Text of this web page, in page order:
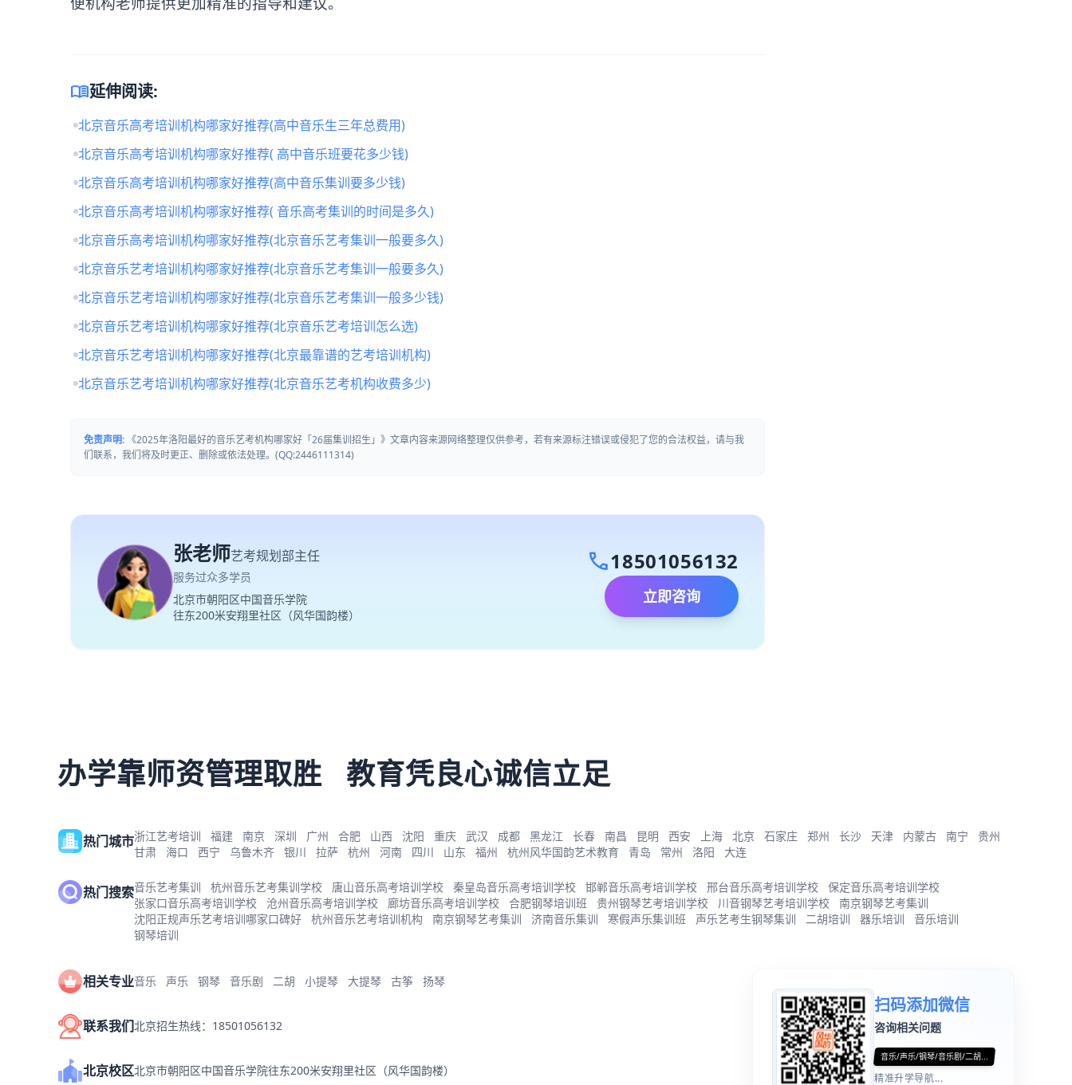
menu_book延伸阅读:
北京音乐高考培训机构哪家好推荐(高中音乐生三年总费用)
北京音乐高考培训机构哪家好推荐( 高中音乐班要花多少钱)
北京音乐高考培训机构哪家好推荐(高中音乐集训要多少钱)
北京音乐高考培训机构哪家好推荐( 音乐高考集训的时间是多久)
北京音乐高考培训机构哪家好推荐(北京音乐艺考集训一般要多久)
北京音乐艺考培训机构哪家好推荐(北京音乐艺考集训一般要多久)
北京音乐艺考培训机构哪家好推荐(北京音乐艺考集训一般多少钱)
北京音乐艺考培训机构哪家好推荐(北京音乐艺考培训怎么选)
北京音乐艺考培训机构哪家好推荐(北京最靠谱的艺考培训机构)
北京音乐艺考培训机构哪家好推荐(北京音乐艺考机构收费多少)
免责声明: 《2025年洛阳最好的音乐艺考机构哪家好「26届集训招生」》文章内容来源网络整理仅供参考，若有来源标注错误或侵犯了您的合法权益，请与我
们联系，我们将及时更正、删除或依法处理。(QQ:2446111314)
张老师艺考规划部主任
服务过众多学员
北京市朝阳区中国音乐学院
往东200米安翔里社区（风华国韵楼）
call18501056132
立即咨询
办学靠师资管理取胜 教育凭良心诚信立足
热门城市浙江艺考培训 福建 南京 深圳 广州 合肥 山西 沈阳 重庆 武汉 成都 黑龙江 长春 南昌 昆明 西安 上海 北京 石家庄 郑州 长沙 天津 内蒙古 南宁
贵州
甘肃
海口 西宁 乌鲁木齐 银川 拉萨 杭州 河南 四川 山东 福州 杭州风华国韵艺术教育 青岛 常州 洛阳 大连
热门搜索音乐艺考集训 杭州音乐艺考集训学校 唐山音乐高考培训学校 秦皇岛音乐高考培训学校 邯郸音乐高考培训学校 邢台音乐高考培训学校
保定音乐高考培训学校
张家口音乐高考培训学校
沧州音乐高考培训学校 廊坊音乐高考培训学校 合肥钢琴培训班 贵州钢琴艺考培训学校 川音钢琴艺考培训学校
南京钢琴艺考集训
沈阳正规声乐艺考培训哪家口碑好
杭州音乐艺考培训机构 南京钢琴艺考集训 济南音乐集训 寒假声乐集训班 声乐艺考生钢琴集训 二胡培训 器乐培训
音乐培训
钢琴培训
相关专业音乐 声乐 钢琴 音乐剧 二胡 小提琴 大提琴 古筝 扬琴
联系我们北京招生热线：18501056132
北京校区北京市朝阳区中国音乐学院往东200米安翔里社区（风华国韵楼）
扫码添加微信
咨询相关问题
音乐/声乐/钢琴/音乐剧/二胡...
精准升学导航...